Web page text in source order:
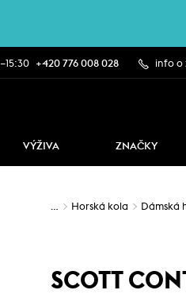
+420 776 008 028 info o
VÝŽIVA ZNAČKY
… Horská kola Dámská
SCOTT